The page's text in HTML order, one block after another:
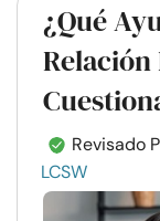
¿Qué
Relación
Revisado
LCSW